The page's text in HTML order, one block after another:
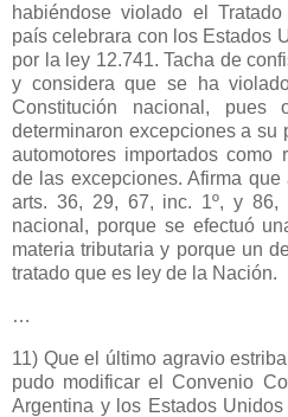
habiéndose violado el
país celebrara con los Estados
por la ley 12.741. Tacha de
y considera que se ha
Constitución nacional, pues
determinaron excepciones a su
automotores importados como
de las excepciones. Afirma
arts. 36, 29, 67, inc. 1º, y 86,
nacional, porque se efectuó
materia tributaria y porque un
tratado que es ley de la Nación.
…
11) Que el último agravio
pudo modificar el Convenio
Argentina y los Estados